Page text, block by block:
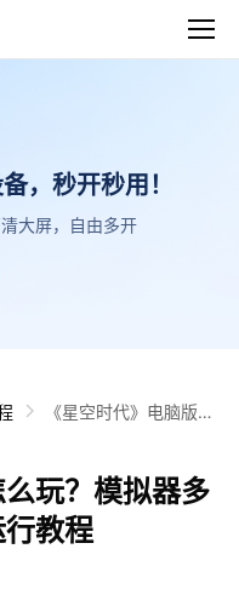
，秒开秒用！
大屏，自由多开
《星空时代》电脑版怎
么玩？模拟器多
教程